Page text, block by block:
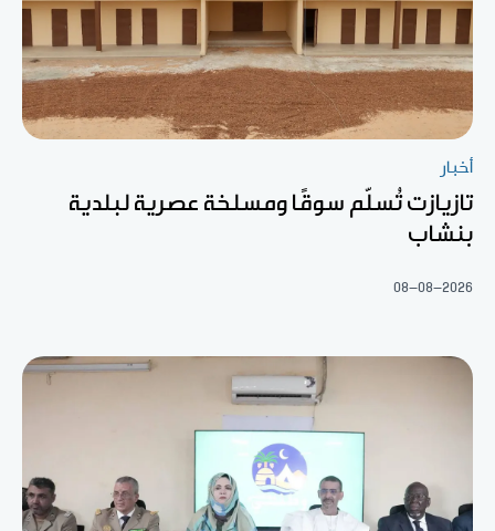
أخبار
تازيازت تُسلّم سوقًا ومسلخة عصرية لبلدية
بنشاب
08-08-2026